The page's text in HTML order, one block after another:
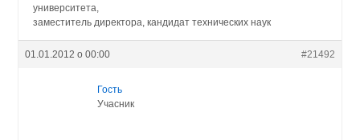
университета,
заместитель директора, кандидат технических наук
01.01.2012 о 00:00 #21492
Гость
Учасник